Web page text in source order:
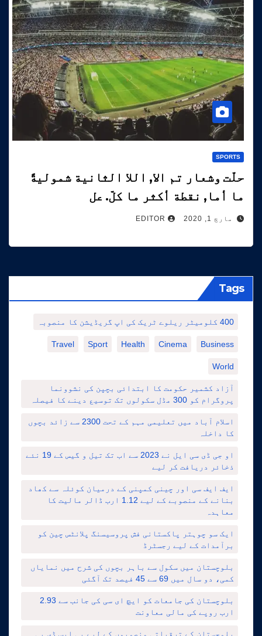
SPORTS
حلّت وشعار تم الا, اللا الثانية شموليةً
ما أما, نقطة أكثر ما كلّ. عل
مارچ 1, 2020 EDITOR
Tags
400 کلومیٹر ریلوے ٹریک کی اپ گریڈیشن کا منصوبہ
Business
Cinema
Health
Sport
Travel
World
آزاد کشمیر حکومت کا ابتدائی بچپن کی نشوونما
پروگرام کو 300 مڈل سکولوں تک توسیع دینے کا فیصلہ
اسلام آباد میں تعلیمی مہم کے تحت 2300 سے زائد بچوں
کا داخلہ
او جی ڈی سی ایل نے 2023 سے اب تک تیل و گیس کے 19 نئے
ذخائر دریافت کر لیے
ایف ایف سی اور چینی کمپنی کے درمیان کوئلہ سے کھاد
بنانے کے منصوبے کے لیے 1.12 ارب ڈالر مالیت کا
معاہدہ
ایک سو چوہتر پاکستانی فش پروسیسنگ پلانٹس چین کو
برآمدات کے لیے رجسٹرڈ
بلوچستان میں سکول سے باہر بچوں کی شرح میں نمایاں
کمی، دو سال میں 69 سے 45 فیصد تک آگئی
بلوچستان کی جامعات کو ایچ ای سی کی جانب سے 2.93
ارب روپے کی مالی معاونت
بلوچستان کے ترقیاتی منصوبوں کے لیے پی ایس ڈی پی